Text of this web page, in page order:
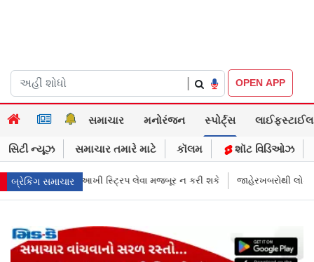
OPEN APP
સમાચાર મનોરંજન સ્પોર્ટ્સ લાઈફસ્ટાઈલ
સિટી ન્યૂઝ સમાચાર તમારે માટે કૉલમ શૉટ વિડિઓઝ
બ્રેકિંગ સમાચાર
ન કરી શકે જાહેરખબરોથી લોકોને મિસગાઇડ કરનારી સેલિબ્રિટીઝ પણ